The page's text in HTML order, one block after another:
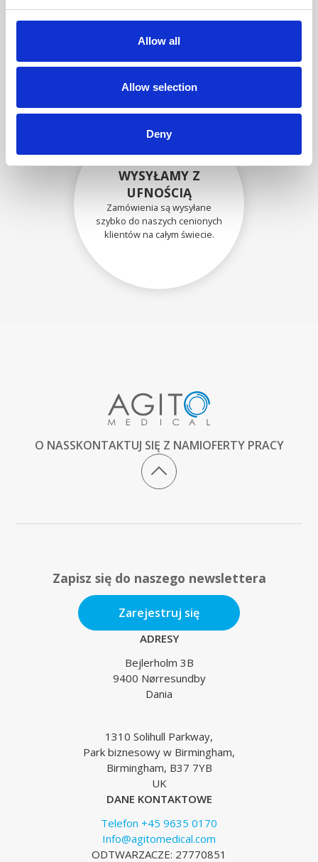
Allow all
Allow selection
Deny
BEZPIECZNIE
ZAPAKOWANE
Każda pojedyncza część jest
użyciu odpowiednich
materiałów.
WYSYŁAMY Z
UFNOŚCIĄ
Zamówienia są wysyłane
szybko do naszych cenionych
klientów na całym świecie.
O NASSKONTAKTUJ SIĘ Z NAMIOFERTY PRACY
Zapisz się do naszego newslettera
Zarejestruj się
ADRESY
Bejlerholm 3B
9400 Nørresundby
Dania
1310 Solihull Parkway,
Park biznesowy w Birmingham,
Birmingham, B37 7YB
UK
DANE KONTAKTOWE
Telefon +45 9635 0170
Info@agitomedical.com
ODTWARZACZE: 27770851